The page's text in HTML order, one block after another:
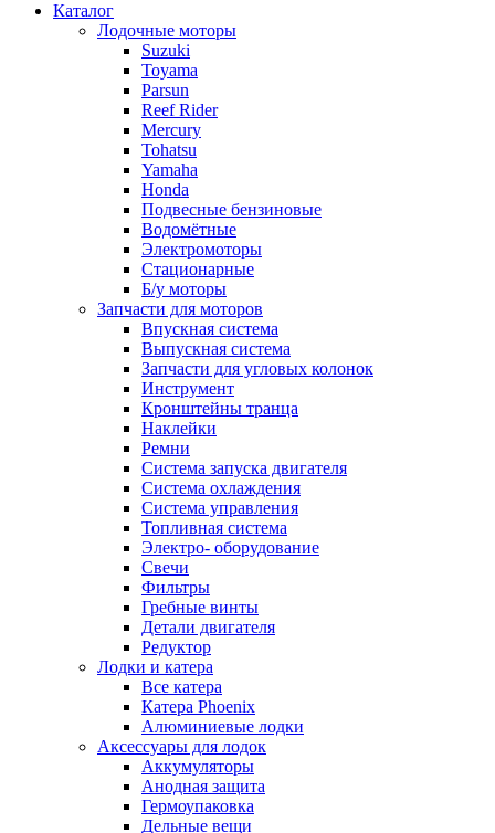
Каталог
Лодочные моторы
Suzuki
Toyama
Parsun
Reef Rider
Mercury
Tohatsu
Yamaha
Honda
Подвесные бензиновые
Водомётные
Электромоторы
Стационарные
Б/у моторы
Запчасти для моторов
Впускная система
Выпускная система
Запчасти для угловых колонок
Инструмент
Кронштейны транца
Наклейки
Ремни
Система запуска двигателя
Система охлаждения
Система управления
Топливная система
Электро- оборудование
Свечи
Фильтры
Гребные винты
Детали двигателя
Редуктор
Лодки и катера
Все катера
Катера Phoenix
Алюминиевые лодки
Аксессуары для лодок
Аккумуляторы
Анодная защита
Гермоупаковка
Дельные вещи